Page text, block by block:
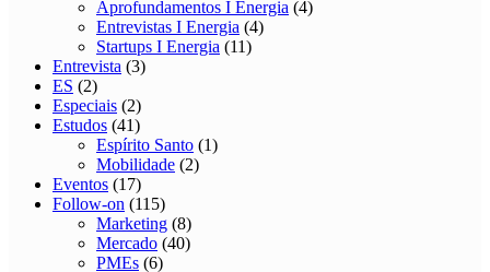
Aprofundamentos I Energia (4)
Entrevistas I Energia (4)
Startups I Energia (11)
Entrevista (3)
ES (2)
Especiais (2)
Estudos (41)
Espírito Santo (1)
Mobilidade (2)
Eventos (17)
Follow-on (115)
Marketing (8)
Mercado (40)
PMEs (6)